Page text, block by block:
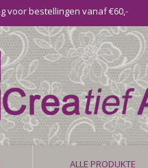
voor bestellingen vanaf €60,-
ALLE PRODUKTE